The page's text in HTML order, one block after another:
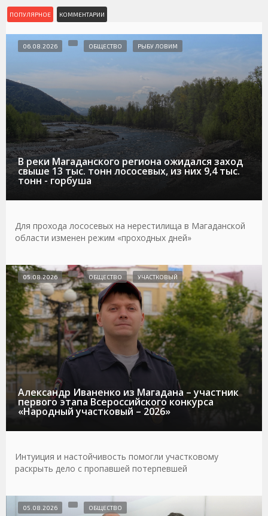
ПОПУЛЯРНОЕ КОММЕНТАРИИ
В реки Магаданского региона ожидался заход
свыше 13 тыс. тонн лососевых, из них 9,4 тыс.
тонн - горбуша
06.08.2026 ОБЩЕСТВО РЫБУ ЛОВИМ
Для прохода лососевых на нерестилища в Магаданской
области изменен режим «проходных дней»
Александр Иваненко из Магадана – участник
первого этапа Всероссийского конкурса
«Народный участковый – 2026»
05.08.2026 ОБЩЕСТВО УЧАСТКОВЫЙ
Интуиция и настойчивость помогли участковому
раскрыть дело с пропавшей потерпевшей
05.08.2026 ОБЩЕСТВО